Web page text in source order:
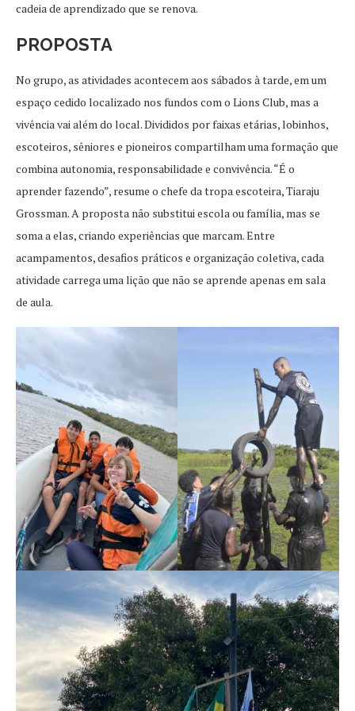
cadeia de aprendizado que se renova.
PROPOSTA
No grupo, as atividades acontecem aos sábados à tarde, em um
espaço cedido localizado nos fundos com o Lions Club, mas a
vivência vai além do local. Divididos por faixas etárias, lobinhos,
escoteiros, sêniores e pioneiros compartilham uma formação que
combina autonomia, responsabilidade e convivência. “É o
aprender fazendo”, resume o chefe da tropa escoteira, Tiaraju
Grossman. A proposta não substitui escola ou família, mas se
soma a elas, criando experiências que marcam. Entre
acampamentos, desafios práticos e organização coletiva, cada
atividade carrega uma lição que não se aprende apenas em sala
de aula.